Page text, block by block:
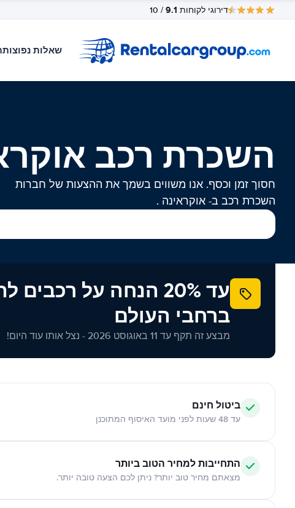
דירוגי לקוחות 9.1
/ 10
שאלות נפוצות
השכרת רכב
חסוך זמן וכסף. אנו משווים בשמך את ההצעות של חברות
השכרת רכב ב- אוקראינה .
עד 20% הנחה על
ברחבי העולם
מבצע זה תקף עד 11 באוגוסט 2026 - נצל אותו עוד היום!
ביטול חינם
עד 48 שעות לפני מועד האיסוף המתוכנן
התחייבות למחיר הטוב ביותר
מצאתם מחיר טוב יותר? ניתן לכם הצעה טובה יותר.